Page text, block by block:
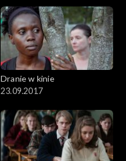
Dranie w kinie
23.09.2017